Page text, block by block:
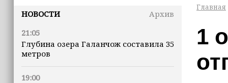
НОВОСТИ
Архив
21:05
Глубина озера Галанчож составила 35
метров
19:00
Главная
1